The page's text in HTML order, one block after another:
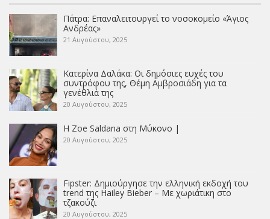
Πάτρα: Επαναλειτουργεί το νοσοκομείο «Άγιος
Ανδρέας»
21 Αυγούστου, 2025
Κατερίνα Δαλάκα: Οι δημόσιες ευχές του
συντρόφου της, Θέμη Αμβροσιάδη για τα
γενέθλιά της
20 Αυγούστου, 2025
Η Zoe Saldana στη Μύκονο |
20 Αυγούστου, 2025
Fipster: Δημιούργησε την ελληνική εκδοχή του
trend της Hailey Bieber – Με χωριάτικη στο
τζακούζι
20 Αυγούστου, 2025